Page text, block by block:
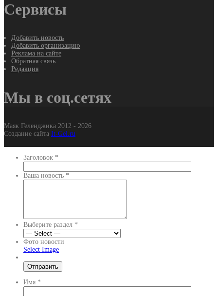
Сервисы
Добавить новость
Добавить организацию
Реклама на сайте
Обратная связь
Редакция
Мы в соц.сетях
Маяк Геленджика 2012 - 2026
Создание сайта It-Gel.ru
Заголовок *
Ваша новость *
Выберите раздел *
Фото новости
Select Image
Имя *